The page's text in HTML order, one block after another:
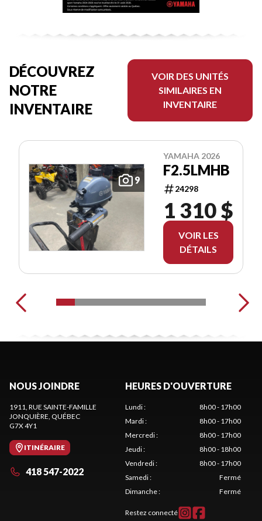
DÉCOUVREZ
NOTRE
INVENTAIRE
VOIR DES UNITÉS
SIMILAIRES EN
INVENTAIRE
9
YAMAHA 2026
F2.5LMHB
24298
1 310 $
VOIR LES
DÉTAILS
NOUS JOINDRE
1911, RUE SAINTE-FAMILLE
JONQUIÈRE, QUÉBEC
G7X 4Y1
ITINÉRAIRE
418 547-2022
HEURES D'OUVERTURE
Lundi:
8h00 - 17h00
Mardi:
8h00 - 17h00
Mercredi:
8h00 - 17h00
Jeudi:
8h00 - 18h00
Vendredi:
8h00 - 17h00
Samedi:
Fermé
Dimanche: Fermé
Restez connecté